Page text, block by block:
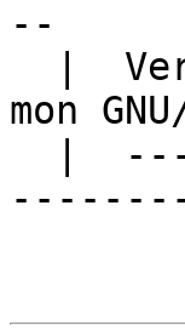
--
mon